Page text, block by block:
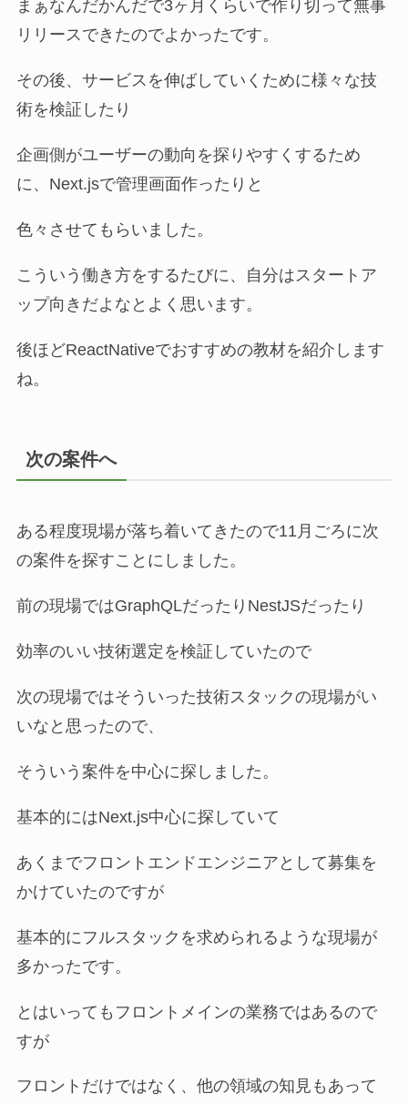
まぁなんだかんだで3ヶ月くらいで作り切って無事
リリースできたのでよかったです。
その後、サービスを伸ばしていくために様々な技
術を検証したり
企画側がユーザーの動向を探りやすくするため
に、Next.jsで管理画面作ったりと
色々させてもらいました。
こういう働き方をするたびに、自分はスタートア
ップ向きだよなとよく思います。
後ほどReactNativeでおすすめの教材を紹介します
ね。
次の案件へ
ある程度現場が落ち着いてきたので11月ごろに次
の案件を探すことにしました。
前の現場ではGraphQLだったりNestJSだったり
効率のいい技術選定を検証していたので
次の現場ではそういった技術スタックの現場がい
いなと思ったので、
そういう案件を中心に探しました。
基本的にはNext.js中心に探していて
あくまでフロントエンドエンジニアとして募集を
かけていたのですが
基本的にフルスタックを求められるような現場が
多かったです。
とはいってもフロントメインの業務ではあるので
すが
フロントだけではなく、他の領域の知見もあって